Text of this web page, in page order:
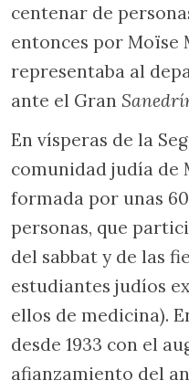
centenar de
entonces por Moïse
representaba al
ante el Gran
En vísperas de la
comunidad judía de
formada por unas
personas, que
del sabbat y de las
estudiantes judíos
ellos de medicina).
desde 1933 con el
afianzamiento del